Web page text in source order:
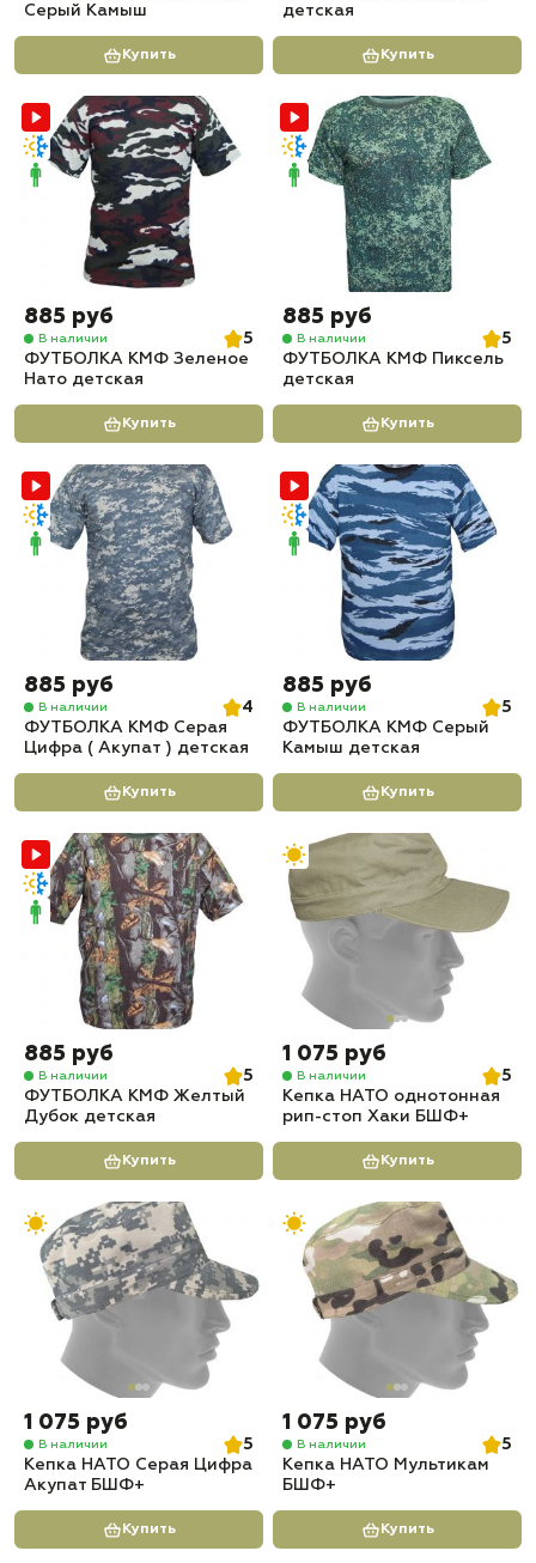
Серый Камыш
Купить
детская
Купить
885 руб
В наличии
5
ФУТБОЛКА КМФ Зеленое
Нато детская
Купить
885 руб
В наличии
5
ФУТБОЛКА КМФ Пиксель
детская
Купить
885 руб
В наличии
4
ФУТБОЛКА КМФ Серая
Цифра ( Акупат ) детская
Купить
885 руб
В наличии
5
ФУТБОЛКА КМФ Серый
Камыш детская
Купить
885 руб
В наличии
5
ФУТБОЛКА КМФ Желтый
Дубок детская
Купить
1 075 руб
В наличии
5
Кепка НАТО однотонная
рип-стоп Хаки БШФ+
Купить
1 075 руб
В наличии
5
Кепка НАТО Серая Цифра
Акупат БШФ+
Купить
1 075 руб
В наличии
5
Кепка НАТО Мультикам
БШФ+
Купить